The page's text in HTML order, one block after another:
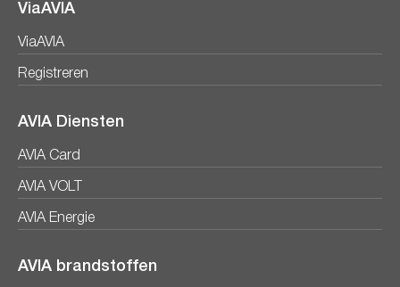
ViaAVIA
ViaAVIA
Registreren
AVIA Diensten
AVIA Card
AVIA VOLT
AVIA Energie
AVIA brandstoffen